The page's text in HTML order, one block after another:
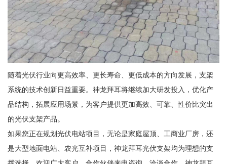
随着光伏行业向更高效率、更长寿命、更低成本的方向发展，支架
系统的技术创新日益重要。神龙拜耳将继续加大研发投入，优化产
品结构，拓展应用场景，为客户提供更加高效、可靠、性价比突出
的光伏支架产品。
如果您正在规划光伏电站项目，无论是家庭屋顶、工商业厂房，还
是大型地面电站、农光互补项目，神龙拜耳光伏支架均为理想的支